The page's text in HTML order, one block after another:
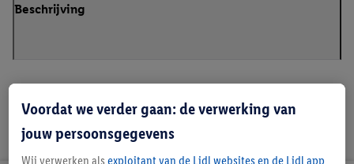
Beschrijving
Voordat we verder gaan: de verwerking van
jouw persoonsgegevens
Wij verwerken als exploitant van de Lidl websites en de Lidl app